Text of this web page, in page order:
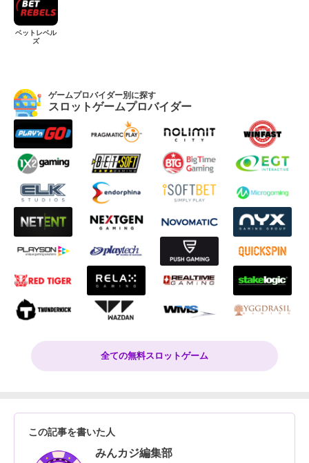
ベットレベル
ズ
ゲームプロバイダー別に探す
スロットゲームプロバイダー
全ての無料スロットゲーム
この記事を書いた人
みんカジ編集部